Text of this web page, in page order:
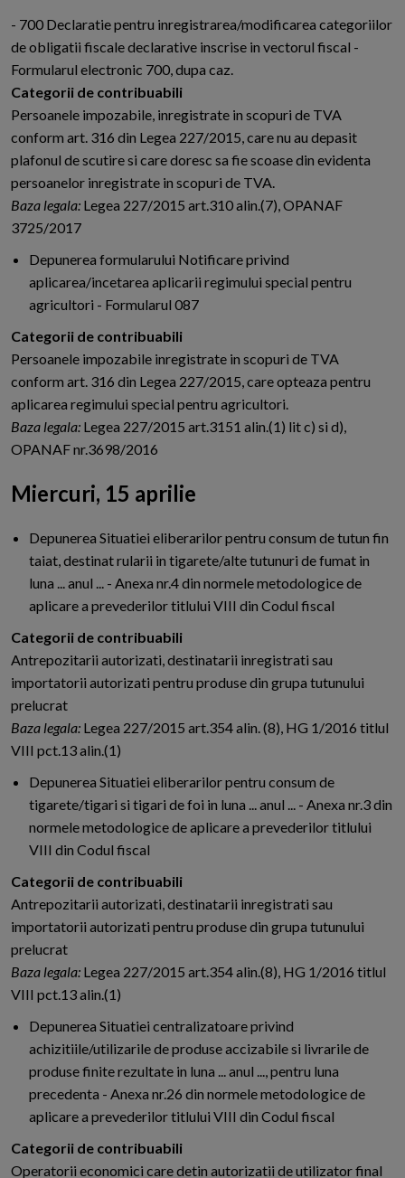
- 700 Declaratie pentru inregistrarea/modificarea categoriilor
de obligatii fiscale declarative inscrise in vectorul fiscal -
Formularul electronic 700, dupa caz.
Categorii de contribuabili
Persoanele impozabile, inregistrate in scopuri de TVA
conform art. 316 din Legea 227/2015, care nu au depasit
plafonul de scutire si care doresc sa fie scoase din evidenta
persoanelor inregistrate in scopuri de TVA.
Baza legala: Legea 227/2015 art.310 alin.(7), OPANAF
3725/2017
Depunerea formularului Notificare privind
aplicarea/incetarea aplicarii regimului special pentru
agricultori - Formularul 087
Categorii de contribuabili
Persoanele impozabile inregistrate in scopuri de TVA
conform art. 316 din Legea 227/2015, care opteaza pentru
aplicarea regimului special pentru agricultori.
Baza legala: Legea 227/2015 art.3151 alin.(1) lit c) si d),
OPANAF nr.3698/2016
Miercuri, 15 aprilie
Depunerea Situatiei eliberarilor pentru consum de tutun fin
taiat, destinat rularii in tigarete/alte tutunuri de fumat in
luna ... anul ... - Anexa nr.4 din normele metodologice de
aplicare a prevederilor titlului VIII din Codul fiscal
Categorii de contribuabili
Antrepozitarii autorizati, destinatarii inregistrati sau
importatorii autorizati pentru produse din grupa tutunului
prelucrat
Baza legala: Legea 227/2015 art.354 alin. (8), HG 1/2016 titlul
VIII pct.13 alin.(1)
Depunerea Situatiei eliberarilor pentru consum de
tigarete/tigari si tigari de foi in luna ... anul ... - Anexa nr.3 din
normele metodologice de aplicare a prevederilor titlului
VIII din Codul fiscal
Categorii de contribuabili
Antrepozitarii autorizati, destinatarii inregistrati sau
importatorii autorizati pentru produse din grupa tutunului
prelucrat
Baza legala: Legea 227/2015 art.354 alin.(8), HG 1/2016 titlul
VIII pct.13 alin.(1)
Depunerea Situatiei centralizatoare privind
achizitiile/utilizarile de produse accizabile si livrarile de
produse finite rezultate in luna ... anul ..., pentru luna
precedenta - Anexa nr.26 din normele metodologice de
aplicare a prevederilor titlului VIII din Codul fiscal
Categorii de contribuabili
Operatorii economici care detin autorizatii de utilizator final